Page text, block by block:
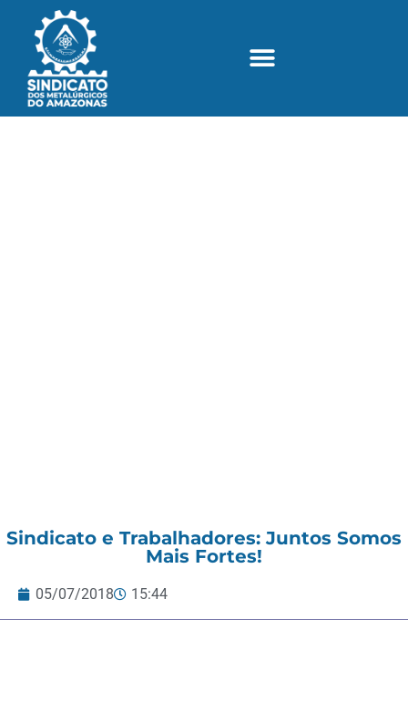
Sindicato e Trabalhadores: Juntos Somos
Mais Fortes!
05/07/2018 15:44